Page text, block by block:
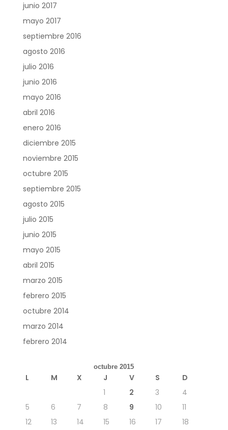
junio 2017
mayo 2017
septiembre 2016
agosto 2016
julio 2016
junio 2016
mayo 2016
abril 2016
enero 2016
diciembre 2015
noviembre 2015
octubre 2015
septiembre 2015
agosto 2015
julio 2015
junio 2015
mayo 2015
abril 2015
marzo 2015
febrero 2015
octubre 2014
marzo 2014
febrero 2014
octubre 2015
L M X J V S
D
1
2 3
4
5
6 7 8 9 10
11
12
13 14 15 16 17 18